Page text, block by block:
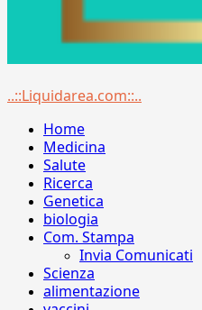
Menu
..::Liquidarea.com::..
Home
Medicina
Salute
Ricerca
Genetica
biologia
Com. Stampa
Invia Comunicati
Scienza
alimentazione